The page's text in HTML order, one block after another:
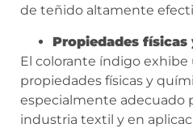
de teñido altamente
Propiedades físicas
El colorante índigo exhibe
propiedades físicas y
especialmente adecuado
industria textil y en